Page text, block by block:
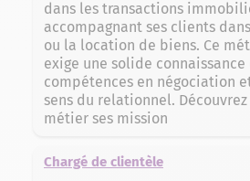
dans les transactions
accompagnant ses clients
ou la location de biens. Ce
exige une solide
compétences en négociation
sens du relationnel.
métier ses mission
Chargé de clientèle